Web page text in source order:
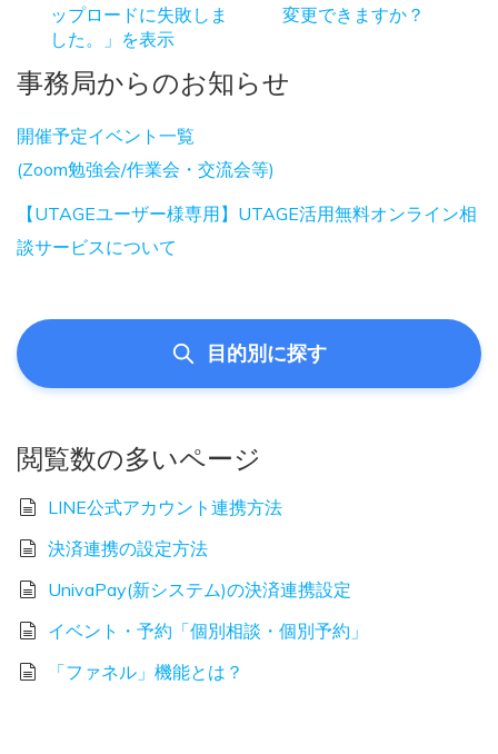
ップロードに失敗しま
した。」を表示
変更できますか？
事務局からのお知らせ
開催予定イベント一覧
(Zoom勉強会/作業会・交流会等)
【UTAGEユーザー様専用】UTAGE活用無料オンライン相
談サービスについて
目的別に探す
閲覧数の多いページ
LINE公式アカウント連携方法
決済連携の設定方法
UnivaPay(新システム)の決済連携設定
イベント・予約「個別相談・個別予約」
「ファネル」機能とは？